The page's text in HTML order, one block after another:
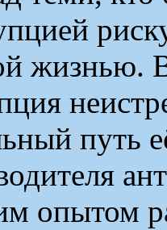
жизнью. В
путь
опытом